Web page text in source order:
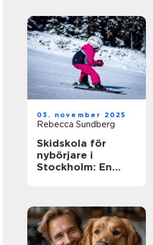
03. november 2025
Rebecca Sundberg
Skidskola för
nybörjare i
Stockholm: En